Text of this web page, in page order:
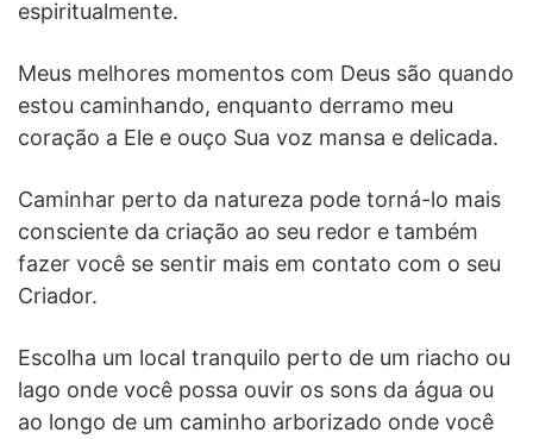
espiritualmente.
Meus melhores momentos com Deus são quando
estou caminhando, enquanto derramo meu
coração a Ele e ouço Sua voz mansa e delicada.
Caminhar perto da natureza pode torná-lo mais
consciente da criação ao seu redor e também
fazer você se sentir mais em contato com o seu
Criador.
Escolha um local tranquilo perto de um riacho ou
lago onde você possa ouvir os sons da água ou
ao longo de um caminho arborizado onde você